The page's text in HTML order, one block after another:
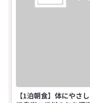
【1泊朝食】体にやさ